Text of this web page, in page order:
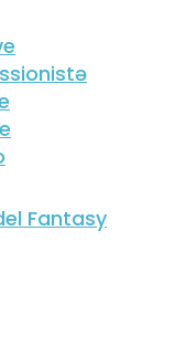
Fantasy